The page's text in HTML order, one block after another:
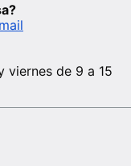
viernes de 9 a 15